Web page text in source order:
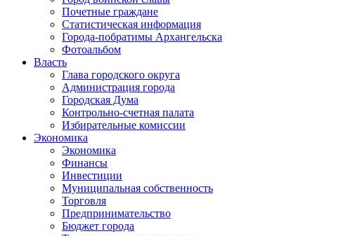
Почетные граждане
Статистическая информация
Города-побратимы Архангельска
Фотоальбом
Власть
Глава городского округа
Администрация города
Городская Дума
Контрольно-счетная палата
Избирательные комиссии
Экономика
Экономика
Финансы
Инвестиции
Муниципальная собственность
Торговля
Предпринимательство
Бюджет города